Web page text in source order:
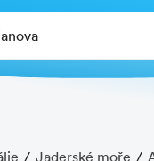
Jaderské moře